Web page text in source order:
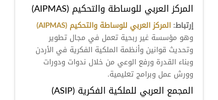
المركز العربي للوساطة والتحكيم (AIPMAS)
إرتباط: المركز العربي للوساطة والتحكيم (AIPMAS)
وهو مؤسسة غير ربحية تعمل في مجال تطوير
وتحديث قوانين وأنظمة الملكية الفكرية في الأردن
وبناء القدرة ورفع الوعي من خلال ندوات ودورات
وورش عمل وبرامج تعليمية.
المجمع العربي للملكية الفكرية (ASIP)